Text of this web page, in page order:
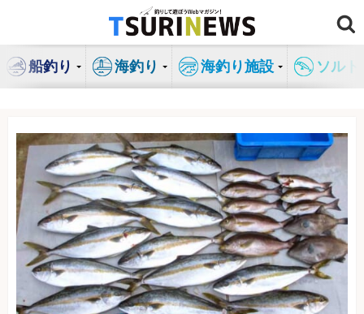
ン
船釣り 海釣り 海釣り施設 ソル